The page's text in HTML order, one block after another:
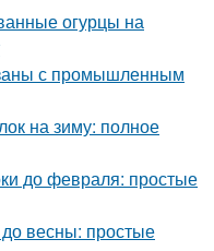
огурцы на
с промышленным
на зиму: полное
до февраля: простые
весны: простые